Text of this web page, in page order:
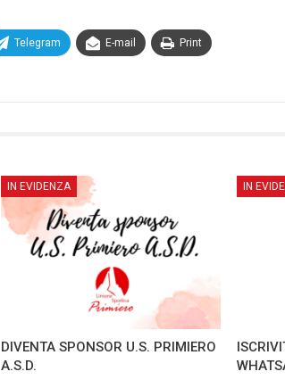
Telegram E-mail Print
IN EVIDENZA
DIVENTA SPONSOR U.S. PRIMIERO
A.S.D.
IN